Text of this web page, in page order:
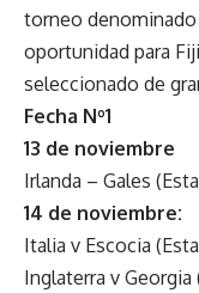
torneo denominado
oportunidad para
seleccionado de
Fecha Nº1
13 de noviembre
Irlanda – Gales
14 de noviembre:
Italia v Escocia
Inglaterra v